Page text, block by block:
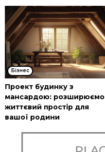
Бізнес
Проект будинку з
мансардою: розширюємо
життєвий простір для
вашої родини